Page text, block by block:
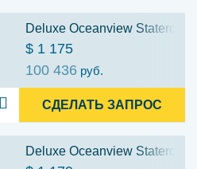
Deluxe Oceanview
$ 1 175
100 436 руб.
СДЕЛАТЬ ЗАПРОС
Deluxe Oceanview